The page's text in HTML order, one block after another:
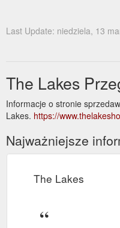
Last Update: niedziela, 13
The Lakes
Informacje o stronie
Lakes. https://
Najważniejsze
The Lakes